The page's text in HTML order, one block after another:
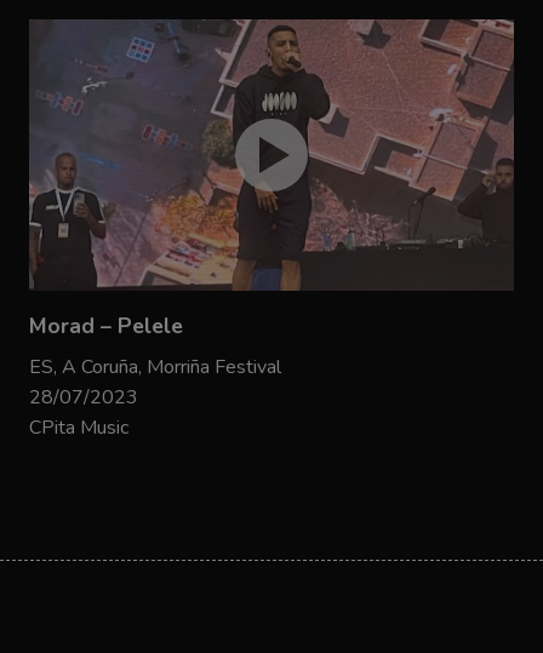
Morad – Pelele
ES, A Coruña, Morriña Festival
28/07/2023
CPita Music